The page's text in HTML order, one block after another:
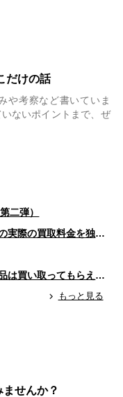
だけの話
や考察など書いていま
ないポイントまで、ぜ
二弾）
買取料金を独自調査！！
らえる？（ゲームソフト編）
もっと見る
せんか？